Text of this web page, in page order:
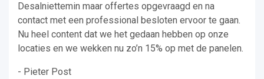
Desalniettemin maar offertes opgevraagd en na
contact met een professional besloten ervoor te gaan.
Nu heel content dat we het gedaan hebben op onze
locaties en we wekken nu zo’n 15% op met de panelen.
- Pieter Post